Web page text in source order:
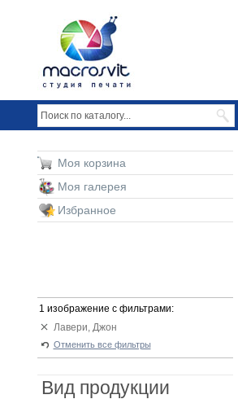
Моя корзина
Моя галерея
Избранное
1 изображение с фильтрами:
Лавери, Джон
Отменить все фильтры
Вид продукции